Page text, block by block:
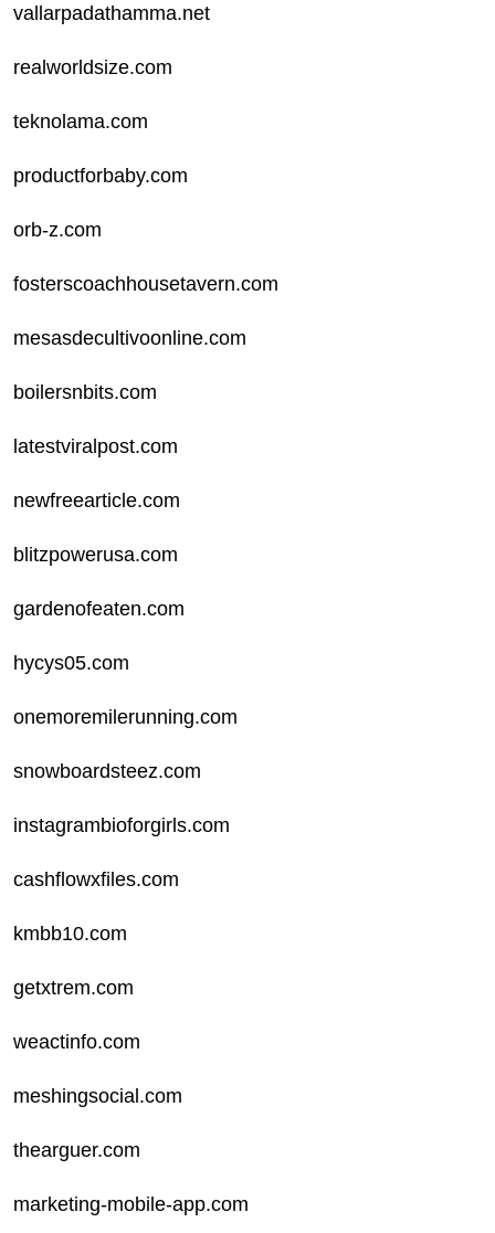
vallarpadathamma.net
realworldsize.com
teknolama.com
productforbaby.com
orb-z.com
fosterscoachhousetavern.com
mesasdecultivoonline.com
boilersnbits.com
latestviralpost.com
newfreearticle.com
blitzpowerusa.com
gardenofeaten.com
hycys05.com
onemoremilerunning.com
snowboardsteez.com
instagrambioforgirls.com
cashflowxfiles.com
kmbb10.com
getxtrem.com
weactinfo.com
meshingsocial.com
thearguer.com
marketing-mobile-app.com